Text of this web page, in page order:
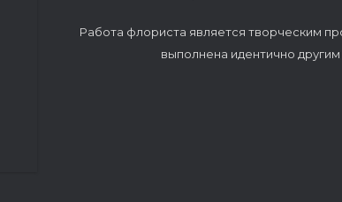
Работа флориста является творческим
выполнена идентично